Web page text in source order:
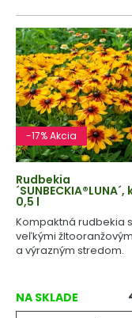
-17% Akcia
Rudbekia
0,5 l
Kompaktná rudbekia s
veľkými
a výrazným stredom.
NA SKLADE